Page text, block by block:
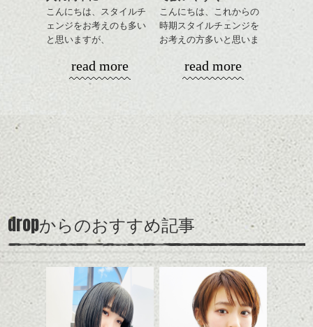
ジャン！！
茅ヶ崎名物 たこせんべい！！
茅ヶ崎から時間をかけて、来ていただいて
いるお客様からのお土産です！！
モデルさんはヴィンテージのバレッタをつ
けていますが、無くてもOK！
てきてもらえれば、担当スタイリストが似
合うスタイルにします。
で、ヘアセットしてみては？
てたいと思います。
表参道あたりでも雰囲気のある人をたまに
見かけますが、「～っぽい」とか色々考え
てしまいます、
美容室はいろんなイメージが漂ってます、
dropは特に！ ではま
た、 柴田
彼がとても遊び心に溢れてたのも伝わりま
す。
と思いきや、この礼拝堂の前の建築は機械
的で直線的な物がほとんどだったみたいで
す。興味深いです。。
カラーリングとの組み合
わせで質感に変化をつけ
ながら楽しむ事ができる
とても良いところです。
ダークトーンの色味でク
ールに演出するのもおす
すめですよ。
ナチュラルなトーンの色
で柔らかさをプラスする
のも良いですね。
またクセ毛の方は質感調
ナチュラルなベージュカ
ラーで全体にツヤと透明
スタイリング方法は全体
をドライした後、
ワックスとオイルを混ぜ
ながらもみこみ、なじま
せます。
質感をかるくととのえな
がら耳かけアレンジする
のも良い感じです。
こんにちは、スタイルチ
ェンジをお考えのも多い
と思いますが、
演出したスタイルもこれ
からの季節とてもおすす
前髪を軽めに調整し、フ
ェイスラインのデザイン
ですっきりした印象にな
るようカット。
バックを短めにカットし
全体のボリューム感がコ
ンパクトになるようにす
るのが良い感じです。
read more
こんにちは、これからの
時期スタイルチェンジを
お考えの方多いと思いま
コンパクトなフォルムが
いろんなシーンに雰囲気
をだしやすくスタイリン
グも簡単で良いので朝の
そんなショートカット。
軽めの前髪で透け感を演
出できるので、
この時期とてもおすすめ
ですよ。
ナチュラルなベージュカ
ラーで全体にツヤと透明
感をプラスして
質感も綺麗に見せやす
read more
dropからのおすすめ記事